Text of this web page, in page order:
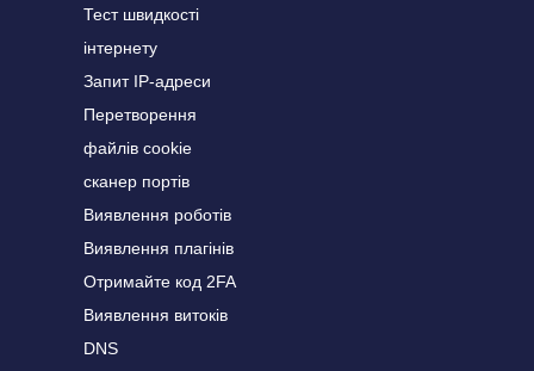
Тест швидкості
інтернету
Запит IP-адреси
Перетворення
файлів cookie
сканер портів
Виявлення роботів
Виявлення плагінів
Отримайте код 2FA
Виявлення витоків
DNS